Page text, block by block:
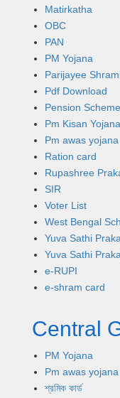
Matirkatha
OBC
PAN
PM Yojana
Parijayee
Pdf Download
Pension
Pm Kisan Yojana
Pm awas yojana
Ration card
Rupashree
SIR
Voter List
West Bengal
Yuva Sathi
Yuva Sathi
e-RUPI
e-shram card
Central
PM Yojana
Pm awas yojana
শ্রমিক কার্ড